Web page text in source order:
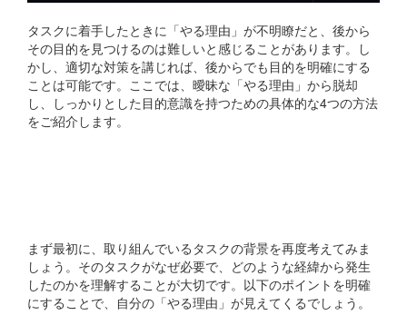
タスクに着手したときに「やる理由」が不明瞭だと、後から
その目的を見つけるのは難しいと感じることがあります。し
かし、適切な対策を講じれば、後からでも目的を明確にする
ことは可能です。ここでは、曖昧な「やる理由」から脱却
し、しっかりとした目的意識を持つための具体的な4つの方法
をご紹介します。
まず最初に、取り組んでいるタスクの背景を再度考えてみま
しょう。そのタスクがなぜ必要で、どのような経緯から発生
したのかを理解することが大切です。以下のポイントを明確
にすることで、自分の「やる理由」が見えてくるでしょう。